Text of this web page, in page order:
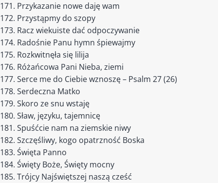
Przykazanie nowe daję wam
Przystąpmy do szopy
Racz wiekuiste dać odpoczywanie
Radośnie Panu hymn śpiewajmy
Rozkwitnęła się lilija
Różańcowa Pani Nieba, ziemi
Serce me do Ciebie wznoszę – Psalm 27 (26)
Serdeczna Matko
Skoro ze snu wstaję
Sław, języku, tajemnicę
Spuśćcie nam na ziemskie niwy
Szczęśliwy, kogo opatrzność Boska
Święta Panno
Święty Boże, Święty mocny
Trójcy Najświętszej naszą cześć